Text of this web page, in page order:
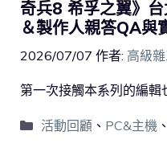
奇兵8 希孚之翼》
＆製作人親答QA與
2026/07/07 作者: 高級
第一次接觸本系列的編輯
活動回顧、 PC&主機、